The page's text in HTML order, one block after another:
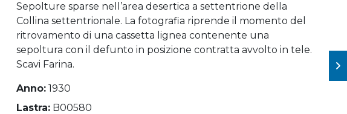
Sepolture sparse nell’area desertica a settentrione della
Collina settentrionale. La fotografia riprende il momento del
ritrovamento di una cassetta lignea contenente una
sepoltura con il defunto in posizione contratta avvolto in tele.
Scavi Farina.
Anno: 1930
Lastra: B00580